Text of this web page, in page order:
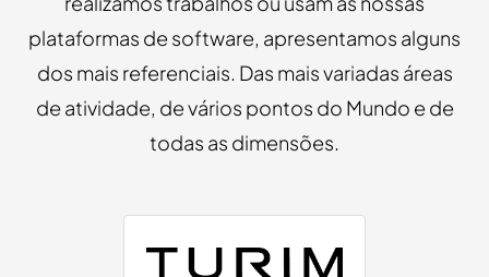
plataformas de software, apresentamos alguns
dos mais referenciais. Das mais variadas áreas
de atividade, de vários pontos do Mundo e de
todas as dimensões.